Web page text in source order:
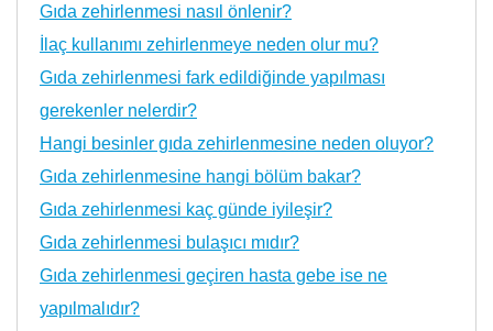
Gıda zehirlenmesi nasıl önlenir?
İlaç kullanımı zehirlenmeye neden olur mu?
Gıda zehirlenmesi fark edildiğinde yapılması
gerekenler nelerdir?
Hangi besinler gıda zehirlenmesine neden oluyor?
Gıda zehirlenmesine hangi bölüm bakar?
Gıda zehirlenmesi kaç günde iyileşir?
Gıda zehirlenmesi bulaşıcı mıdır?
Gıda zehirlenmesi geçiren hasta gebe ise ne
yapılmalıdır?